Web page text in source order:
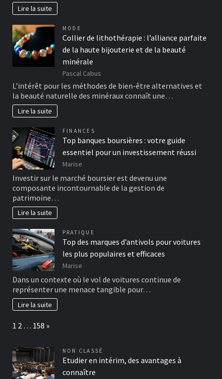
Lire la suite
MODE
Collier de lithothérapie : l’alliance parfaite
de la haute bijouterie et de la beauté
minérale
Pascal Cabus
L’intérêt pour les méthodes de bien-être alternatives et
la beauté naturelle des minéraux connaît une…
Lire la suite
FINANCES
Top banques boursières : votre guide
essentiel pour un investissement réussi
Marise
Investir sur le marché boursier est devenu une
composante incontournable de la gestion de
patrimoine…
Lire la suite
PRATIQUE
Top des marques d’antivols pour voitures
les plus populaires et efficaces
Marise
Dans un contexte où le vol de voitures continue de
représenter une menace tangible pour…
Lire la suite
Page:
1 2 … 158 Next
»
NON CLASSÉ
Etudier en intérim, des avantages à
connaître